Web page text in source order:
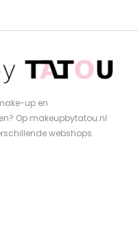
up en
Op makeupbytatou.nl
webshops.